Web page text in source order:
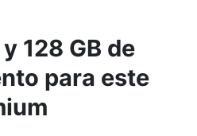
128 GB de
para este